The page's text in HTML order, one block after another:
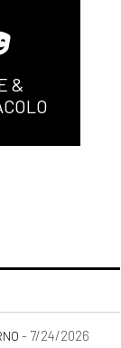
&
- 7/24/2026